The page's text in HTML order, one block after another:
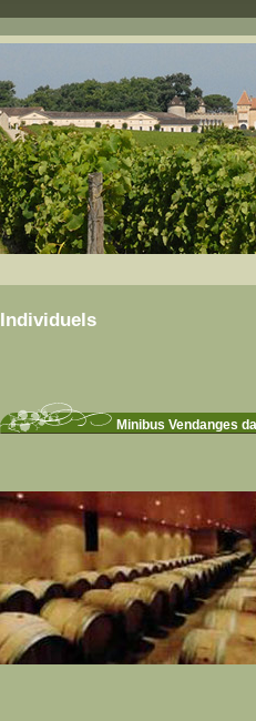
Individuels
Minibus Vendanges